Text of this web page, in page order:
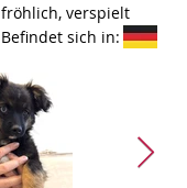
fröhlich, verspielt
Befindet sich in: